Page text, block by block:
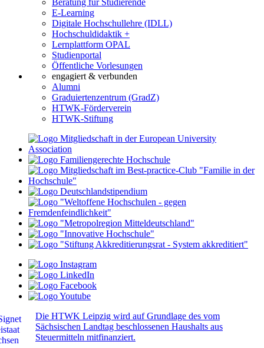
E-Learning
Digitale Hochschullehre (IDLL)
Hochschuldidaktik +
Lernplattform OPAL
Studienportal
Öffentliche Vorlesungen
engagiert & verbunden
Alumni
Graduiertenzentrum (GradZ)
HTWK-Förderverein
HTWK-Stiftung
Die HTWK Leipzig wird auf Grundlage des vom
Sächsischen Landtag beschlossenen Haushalts aus
Steuermitteln mitfinanziert.